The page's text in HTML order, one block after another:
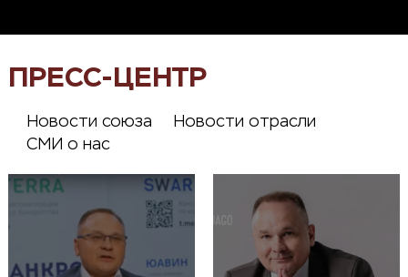
ПРЕСС-ЦЕНТР
Новости союза
Новости отрасли
СМИ о нас